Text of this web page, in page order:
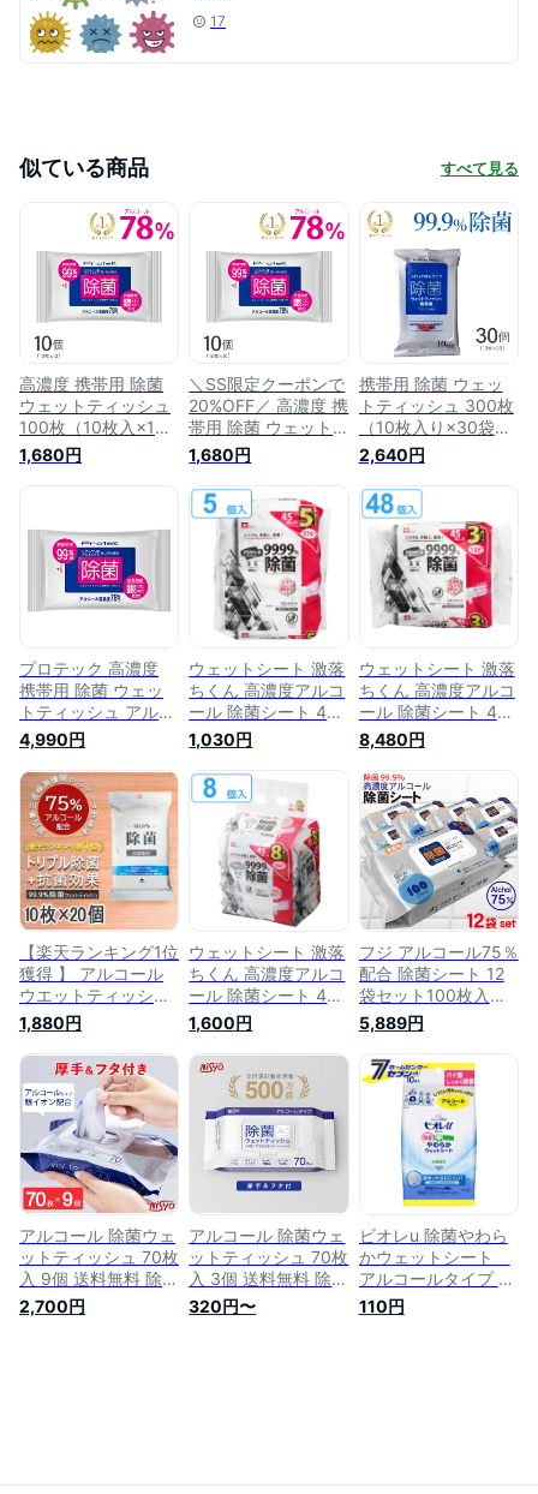
17
似ている商品 すべて見る
高濃度 携帯用 除菌
ウェットティッシュ
100枚（10枚入×10
袋） 保湿 抗菌 銀イ
オン 成分配合
除菌ウェットティッ
シュ プロテック
PROTEK
1,680円
＼SS限定クーポンで
20%OFF／ 高濃度 携
帯用 除菌 ウェット
ティッシュ 100枚
（10枚入×10袋） 保
湿 抗菌 銀イオン 成
分配合 99.9%除菌
強力 アルコール 除
菌シート 除菌ウェッ
トティッシュ プロ
テック PROTEK
1,680円
携帯用 除菌 ウェッ
トティッシュ 300枚
（10枚入り×30袋）
99.9%除菌 アルコー
ル 除菌シート プロ
テック PROTEK
2,640円
プロテック 高濃度
携帯用 除菌 ウェッ
トティッシュ アルコ
ール 除菌シート (10
枚入り×30袋)保湿
洗浄 成分配合
PWT78-J1815-5P-6
4,990円
ウェットシート 激落
ちくん 高濃度アルコ
ール 除菌シート 45
枚入 5個セット （ ウ
ェット シート 高濃
度 除菌 アルコール
除菌 速乾 掃除 日本
製 ウェットティッシ
ュ 日用品 台拭き 手
拭き 携帯用 持ち歩
き コンパクト ）
1,030円
ウェットシート 激落
ちくん 高濃度アルコ
ール 除菌シート 45
枚入 48個セット （
送料無料 ウェット
シート 高濃度 除菌
アルコール除菌 速乾
掃除 日本製 ウェッ
トティッシュ 日用品
台拭き 手拭き 携帯
用 持ち歩き コンパ
クト ）
8,480円
【楽天ランキング1位
獲得 】 アルコール
ウエットティッシュ
ウェットティッシュ
アルコール除菌テー
ブル拭き アルコール
除菌シート 除菌シー
ト アルコール ウエ
ットティッシュ 75％
アルコールシート 除
菌ウエットティッシ
ュ 携帯用 抗菌 銀イ
オン 送料無料 10枚
×20パック
1,880円
ウェットシート 激落
ちくん 高濃度アルコ
ール 除菌シート 45
枚入 8個セット （ ウ
ェット シート 高濃
度 除菌 アルコール
除菌 速乾 掃除 日本
製 ウェットティッシ
ュ 日用品 台拭き 手
拭き 携帯用 持ち歩
き コンパクト ）
【3980円以上送料
無料】
1,600円
フジ アルコール75％
配合 除菌シート 12
袋セット100枚入／
袋×12袋 あす楽対応
送料無料99.9％除菌
アルコールシート
ウェットティッシ
ュ 使い捨てウェッ
トシート 携帯用 ア
ルコール ウィルス対
策 衛生管理 除菌シ
5,889円
アルコール 除菌ウェ
ットティッシュ 70枚
入 9個 送料無料 除菌
ウェットティッシュ
ふた付き 厚手 大判
2,700円
アルコール 除菌ウェ
ットティッシュ 70枚
入 3個 送料無料 除菌
ウェットティッシュ
ふた付き 厚手 大判
320円〜
ビオレu 除菌やわら
かウェットシート
アルコールタイプ 10
枚入 花王 [衛生用品
除菌 除菌 ウェット
110円